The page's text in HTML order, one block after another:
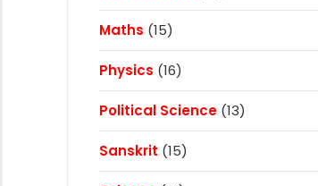
Maths (15)
Physics (16)
Political Science(13)
Sanskrit (15)